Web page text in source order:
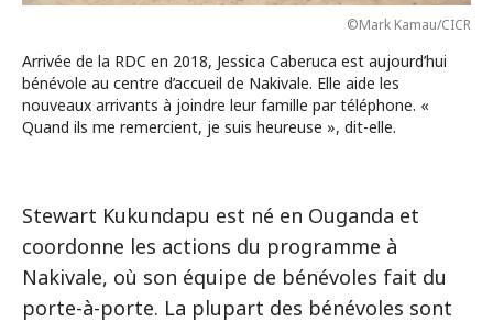
©Mark Kamau/CICR
Arrivée de la RDC en 2018, Jessica Caberuca est aujourd’hui
bénévole au centre d’accueil de Nakivale. Elle aide les
nouveaux arrivants à joindre leur famille par téléphone. «
Quand ils me remercient, je suis heureuse », dit-elle.
Stewart Kukundapu est né en Ouganda et
coordonne les actions du programme à
Nakivale, où son équipe de bénévoles fait du
porte-à-porte. La plupart des bénévoles sont